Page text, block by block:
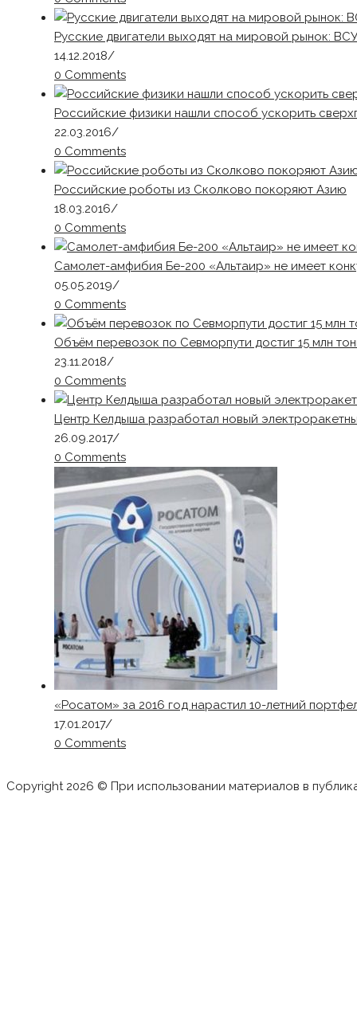
Русские двигатели выходят на мировой рынок:
14.12.2018/
0 Comments
Российские физики нашли способ ускорить
22.03.2016/
0 Comments
Российские роботы из Сколково покоряют Азию
18.03.2016/
0 Comments
Самолет-амфибия Бе-200 «Альтаир» не имеет
05.05.2019/
0 Comments
Объём перевозок по Севморпути достиг 15 млн
23.11.2018/
0 Comments
Центр Келдыша разработал новый
26.09.2017/
0 Comments
«Росатом» за 2016 год нарастил 10-летний
17.01.2017/
0 Comments
Copyright 2026 © При использовании материалов в